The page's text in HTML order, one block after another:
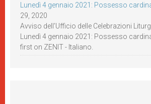
Lunedì 4 gennaio 2021: Possesso
29, 2020
Avviso dell’Ufficio delle Celebrazioni
Lunedì 4 gennaio 2021: Possesso
first on ZENIT - Italiano.